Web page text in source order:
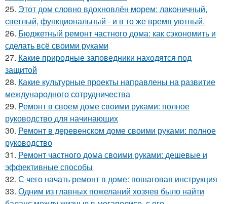
25. Этот дом словно вдохновлён морем: лаконичный,
светлый, функциональный - и в то же время уютный.
26. Бюджетный ремонт частного дома: как сэкономить и
сделать всё своими руками
27. Какие природные заповедники находятся под
защитой
28. Какие культурные проекты направлены на развитие
международного сотрудничества
29. Ремонт в своем доме своими руками: полное
руководство для начинающих
30. Ремонт в деревенском доме своими руками: полное
руководство
31. Ремонт частного дома своими руками: дешевые и
эффективные способы
32. С чего начать ремонт в доме: пошаговая инструкция
33. Одним из главных пожеланий хозяев было найти